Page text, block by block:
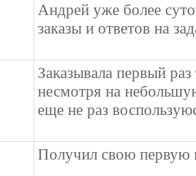
Андрей уже более
заказы и ответов на
Заказывала первый
несмотря на
еще не раз
Получил свою первую